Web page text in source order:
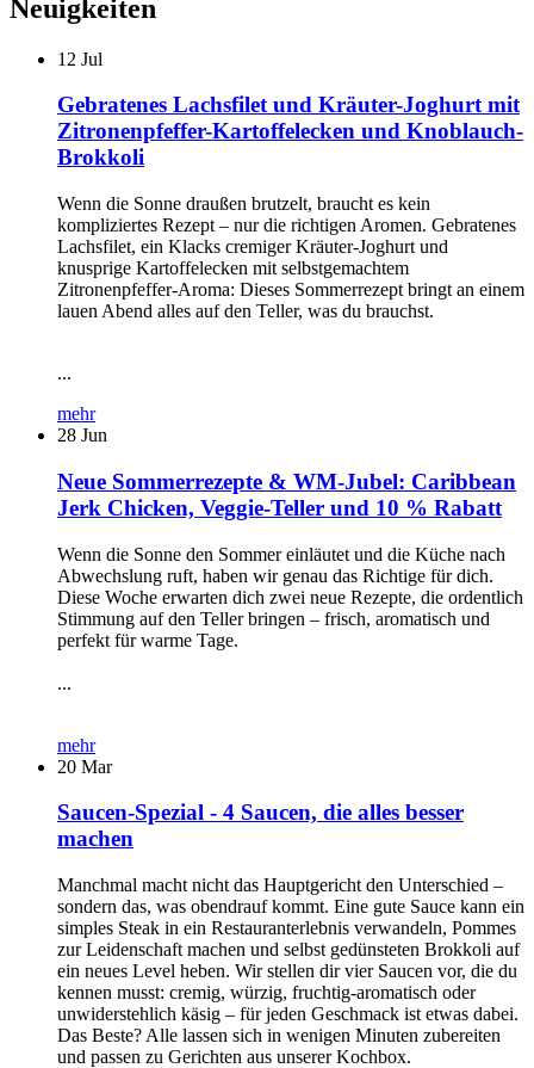
Neuigkeiten
12 Jul
Gebratenes Lachsfilet und Kräuter-Joghurt mit
Zitronenpfeffer-Kartoffelecken und Knoblauch-
Brokkoli
Wenn die Sonne draußen brutzelt, braucht es kein
kompliziertes Rezept – nur die richtigen Aromen. Gebratenes
Lachsfilet, ein Klacks cremiger Kräuter-Joghurt und
knusprige Kartoffelecken mit selbstgemachtem
Zitronenpfeffer-Aroma: Dieses Sommerrezept bringt an einem
lauen Abend alles auf den Teller, was du brauchst.
...
mehr
28 Jun
Neue Sommerrezepte & WM-Jubel: Caribbean
Jerk Chicken, Veggie-Teller und 10 % Rabatt
Wenn die Sonne den Sommer einläutet und die Küche nach
Abwechslung ruft, haben wir genau das Richtige für dich.
Diese Woche erwarten dich zwei neue Rezepte, die ordentlich
Stimmung auf den Teller bringen – frisch, aromatisch und
perfekt für warme Tage.
...
mehr
20 Mar
Saucen-Spezial - 4 Saucen, die alles besser
machen
Manchmal macht nicht das Hauptgericht den Unterschied –
sondern das, was obendrauf kommt. Eine gute Sauce kann ein
simples Steak in ein Restauranterlebnis verwandeln, Pommes
zur Leidenschaft machen und selbst gedünsteten Brokkoli auf
ein neues Level heben. Wir stellen dir vier Saucen vor, die du
kennen musst: cremig, würzig, fruchtig-aromatisch oder
unwiderstehlich käsig – für jeden Geschmack ist etwas dabei.
Das Beste? Alle lassen sich in wenigen Minuten zubereiten
und passen zu Gerichten aus unserer Kochbox.